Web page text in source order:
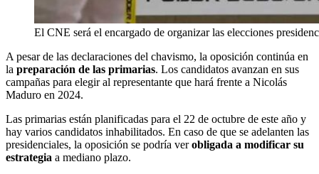
El CNE será el encargado de organizar las elecciones
A pesar de las declaraciones del chavismo, la oposición continúa en
la preparación de las primarias. Los candidatos avanzan en sus
campañas para elegir al representante que hará frente a Nicolás
Maduro en 2024.
Las primarias están planificadas para el 22 de octubre de este año y
hay varios candidatos inhabilitados. En caso de que se adelanten las
presidenciales, la oposición se podría verobligada a modificar su
estrategia a mediano plazo.